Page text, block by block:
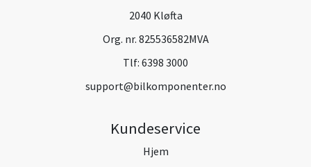
2040 Kløfta
Org. nr. 825536582MVA
Tlf: 6398 3000
support@bilkomponenter.no
Kundeservice
Hjem